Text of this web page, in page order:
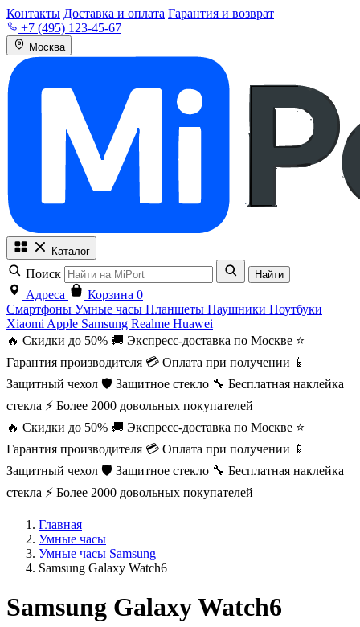
Контакты Доставка и оплата Гарантия и возврат
+7 (495) 123-45-67
Москва
Каталог
Поиск Найти
Адреса Корзина 0
Смартфоны Умные часы Планшеты Наушники Ноутбуки
Xiaomi Apple Samsung Realme Huawei
🔥 Скидки до 50% 🚚 Экспресс-доставка по Москве ⭐
Гарантия производителя 💳 Оплата при получении 📱
Защитный чехол 🛡️ Защитное стекло 🔧 Бесплатная наклейка
стекла ⚡ Более 2000 довольных покупателей
🔥 Скидки до 50% 🚚 Экспресс-доставка по Москве ⭐
Гарантия производителя 💳 Оплата при получении 📱
Защитный чехол 🛡️ Защитное стекло 🔧 Бесплатная наклейка
стекла ⚡ Более 2000 довольных покупателей
Главная
Умные часы
Умные часы Samsung
Samsung Galaxy Watch6
Samsung Galaxy Watch6